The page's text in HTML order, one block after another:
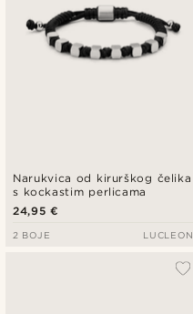
Narukvica od kirurškog čelika
s kockastim perlicama
24,95 €
2 BOJE LUCLEON